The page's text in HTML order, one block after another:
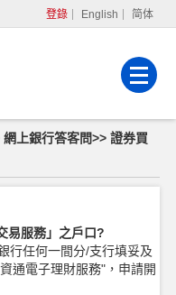
登錄 English 简体
強積金服務
網上銀行答客問>> 證券買
易服務」之戶口?
行任何一間分/支行填妥及
通電子理財服務"，申請開